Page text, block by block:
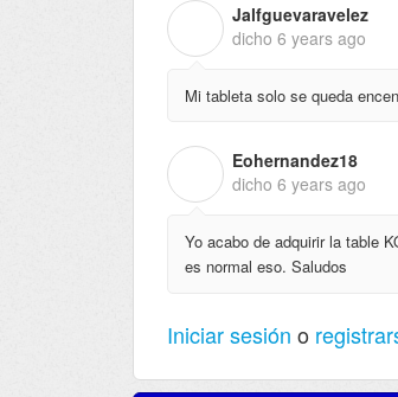
Jalfguevaravelez
dicho 6 years ago
Mi tableta solo se queda
Eohernandez18
dicho 6 years ago
Yo acabo de adquirir la table
es normal eso. Saludos
Iniciar sesión o